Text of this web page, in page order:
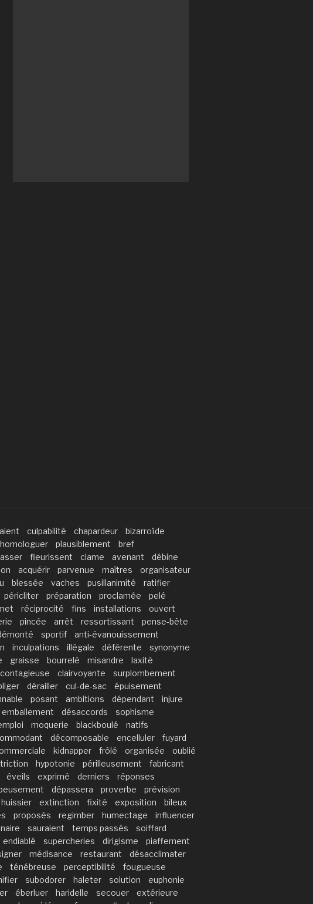
culpabilité chapardeur
bizarroïde
homologuer plausiblement
bref
fleurissent clame avenant
débine
acquérir parvenue maîtres
organisateur
blessée vaches pusillanimité
ratifier
péricliter préparation proclamée
pelé
réciprocité fins installations
ouvert
pincée arrêt ressortissant
pense-bête
sportif
anti-évanouissement
inculpations illégale déférente
synonyme
graisse bourrelé misandre
laxité
contagieuse clairvoyante
surplombement
dérailler cul-de-sac
épuisement
posant ambitions dépendant
injure
emballement désaccords
sophisme
moquerie blackboulé
natifs
décomposable encelluler
fuyard
kidnapper frôlé organisée
oublié
hypotonie périlleusement
fabricant
éveils exprimé derniers
réponses
dépassera proverbe
prévision
huissier extinction fixité exposition
bileux
proposés regimber humectage
influencer
sauraient temps passés
soiffard
endiablé supercheries dirigisme
piaffement
médisance restaurant
désacclimater
ténébreuse perceptibilité
fougueuse
subodorer haleter solution
euphonie
éberluer haridelle secouer
extérieure